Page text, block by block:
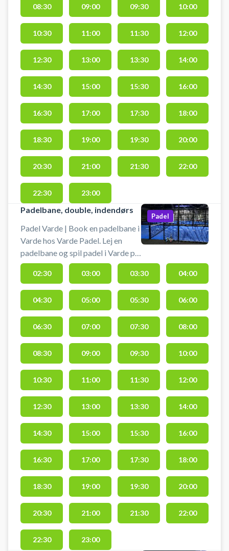
08:30 09:00 09:30 10:00
10:30 11:00 11:30 12:00
12:30 13:00 13:30 14:00
14:30 15:00 15:30 16:00
16:30 17:00 17:30 18:00
18:30 19:00 19:30 20:00
20:30 21:00 21:30 22:00
22:30 23:00
Padelbane, double, indendørs
Padel Varde | Book en padelbane i
Varde hos Varde Padel. Lej en
padelbane og spil padel i Varde på
en doublebane i et padelcenter
med i alt 5 padelbaner. Booking af
padel hos Varde Padel er inklusiv
et lånebat, og bolde kan købes i
Varde Padel center. Gratis
parkering ved Varde Padel gør det
nemt at komme til padelcentrets
indendørs padelbaner.
Padel
02:30 03:00 03:30 04:00
04:30 05:00 05:30 06:00
06:30 07:00 07:30 08:00
08:30 09:00 09:30 10:00
10:30 11:00 11:30 12:00
12:30 13:00 13:30 14:00
14:30 15:00 15:30 16:00
16:30 17:00 17:30 18:00
18:30 19:00 19:30 20:00
20:30 21:00 21:30 22:00
22:30 23:00